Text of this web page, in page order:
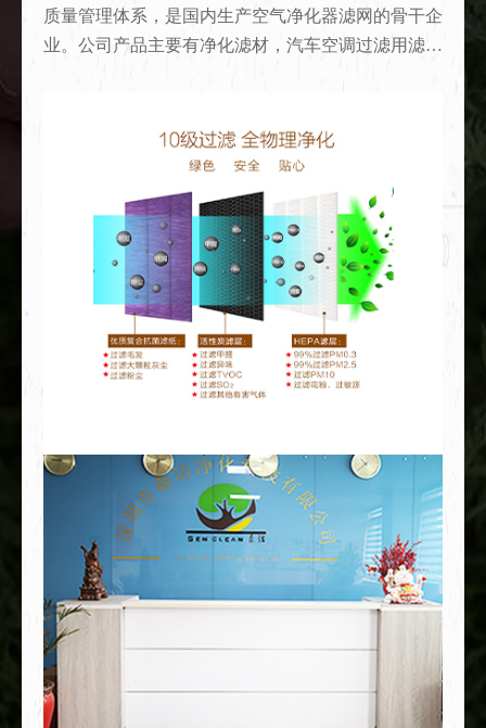
质量管理体系，是国内生产空气净化器滤网的骨干企
业。公司产品主要有净化滤材，汽车空调过滤用滤
氧活性炭滤网、光触媒过滤网等空气过滤网。除甲醛
过滤网，除异味活性炭过滤网，除病毒细菌滤网，产
品涵盖售后及OEM和ODM市场，森洁产品远销国内
外市场，良好的品质及售后服务赢得客户的广泛的支
持和好评。为客户服务的理念永不过时，为了更好的
服务客户，配合客户的产品及市场需求在过滤净化领
域森洁净化科技加快了开发进取的步伐，已经和多所
专业领域的科研机构合作。科技创新，勇攀高峰，做
更好的产品服务客户为用户提供有价值的服务。